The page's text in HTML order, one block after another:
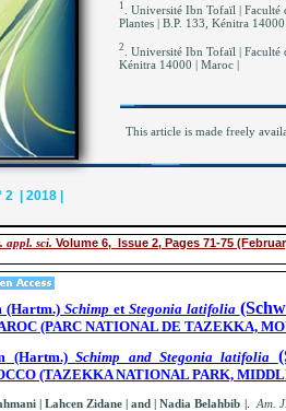
appl. sci. Volume 6, Issue 2, Pages 71-75
2 | 2018 |
1
Université Ibn Tofaïl | Faculté
Plantes | B.P. 133, Kénitra
2
. Université Ibn Tofaïl | Faculté
Kénitra 14000 | Maroc |
This article is made freely
(Hartm.) Schimp et Stegonia latifolia
(PARC NATIONAL DE TAZEKKA,
(Hartm.)Schimp and Stegonia latifolia
(TAZEKKA NATIONAL PARK,
| Lahcen Zidane | and | Nadia Belahbib | Am.